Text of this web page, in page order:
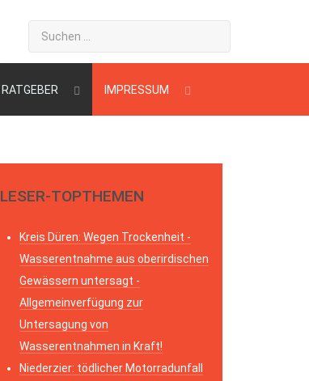
RATGEBER IMPRESSUM
LESER-TOPTHEMEN
Kreis Düren: Wegen Trockenheit -
Wasserentnahme aus oberirdischen
Gewässern untersagt -
Allgemeinverfügung zur
Untersagung von
Wasserentnahmen in Kraft!
Niederzier: tödlicher Motorradunfall